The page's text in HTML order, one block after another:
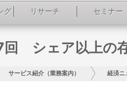
グ
リサーチ セミナー
回 シェア以上の
サービス紹介（業務案内） 経済ニ